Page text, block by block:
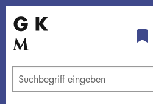
Direkt
zum
Inhalt
Geben
Sie